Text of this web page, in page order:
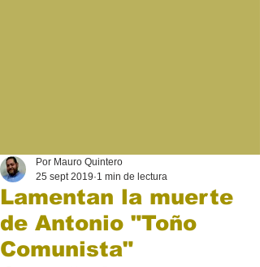
Lamentan la muerte
de Antonio "Toño
Comunista"
Por Mauro Quintero
25 sept 2019 1 min de lectura